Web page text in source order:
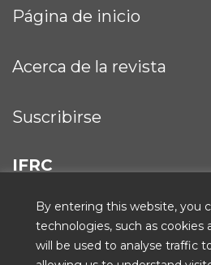
By entering this website, you
technologies, such as cookies
will be used to analyse traffic
Página de inicio
Acerca de la revista
Suscribirse
IFRC
ICRC